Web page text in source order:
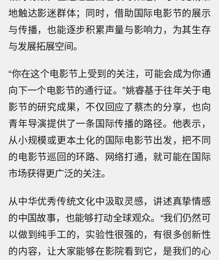
地触达影迷群体；同时，借助国际电影节的展示
与传播，也能逐步积累声量与影响力，为其生存
与发展拓展空间。
“你在这个电影节上受到的关注，可能会成为你通
向下一个电影节的通行证。”姚睿基于往年关于电
影节的研究成果，不仅回应了蔡杰的分享，也向
青年导演提供了一条国际传播的路径。他表示，
从小规模或更本土化的国际电影节出发，把不同
的电影节巡回的环路、网络打通，就可能在国际
市场获得更广泛的关注。
从中华优秀传统文化中汲取灵感，讲述真挚情感
的中国故事，也能够打动全球观众。“我们仍然可
以做到纯手工的，实验性很强的，有很多创新性
的内容，让大家能够在影院看到它，是我们的心